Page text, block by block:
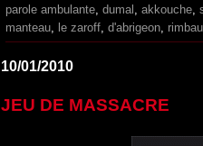
parole ambulante dumal akkouche
manteau
le zaroff d'abrigeon
10/01/2010
JEU DE MASSACRE